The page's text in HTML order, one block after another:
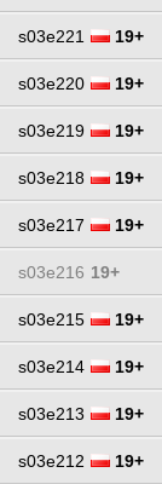
s03e221 19+
s03e220 19+
s03e219 19+
s03e218 19+
s03e217 19+
s03e216 19+
s03e215 19+
s03e214 19+
s03e213 19+
s03e212 19+